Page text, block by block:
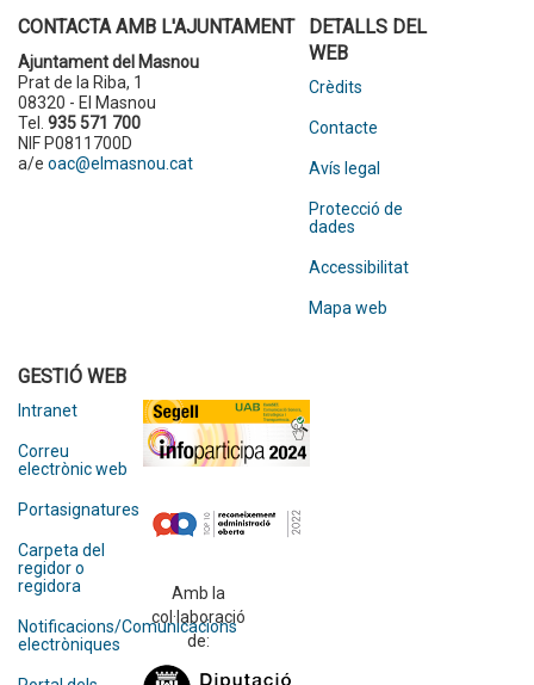
CONTACTA AMB L'AJUNTAMENT
Ajuntament del Masnou
Prat de la Riba, 1
08320 - El Masnou
Tel. 935 571 700
NIF P0811700D
a/e oac@elmasnou.cat
DETALLS DEL
WEB
Crèdits
Contacte
Avís legal
Protecció de
dades
Accessibilitat
Mapa web
GESTIÓ WEB
Intranet
Correu
electrònic web
Portasignatures
Carpeta del
regidor o
regidora
Notificacions/Comunicacions
electròniques
Amb la
col·laboració
de: